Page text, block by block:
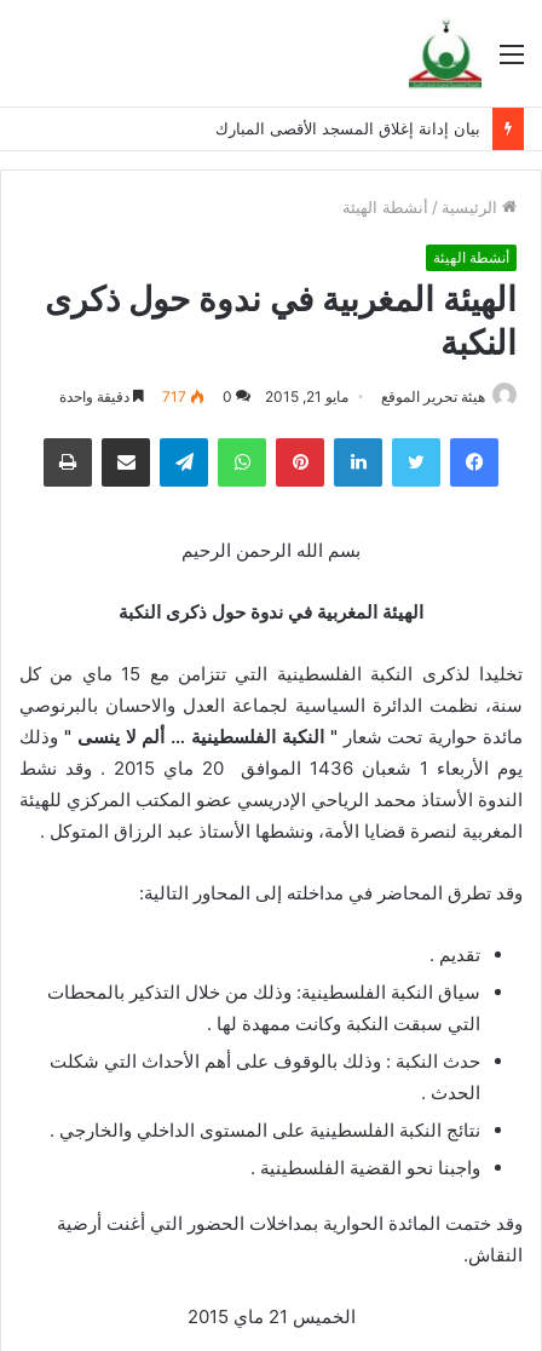
القائمة
بيان إدانة إغلاق المسجد الأقصى المبارك
الرئيسية / أنشطة الهيئة
أنشطة الهيئة
الهيئة المغربية في ندوة حول ذكرى
النكبة
هيئة تحرير الموقع مايو 21, 2015 0
717 دقيقة واحدة
فيسبوك تويتر لينكدإن بينتيريستواتساب تيلقرام مشاركة عبر البريد طباعة
بسم الله الرحمن الرحيم
الهيئة المغربية في ندوة حول ذكرى النكبة
تخليدا لذكرى النكبة الفلسطينية التي تتزامن مع 15 ماي من كل
سنة، نظمت الدائرة السياسية لجماعة العدل والاحسان بالبرنوصي
مائدة حوارية تحت شعار " النكبة الفلسطينية … ألم لا ينسى " وذلك
يوم الأربعاء 1 شعبان 1436 الموافق 20 ماي 2015 . وقد نشط
الندوة الأستاذ محمد الرياحي الإدريسي عضو المكتب المركزي للهيئة
المغربية لنصرة قضايا الأمة، ونشطها الأستاذ عبد الرزاق المتوكل .
وقد تطرق المحاضر في مداخلته إلى المحاور التالية:
تقديم .
سياق النكبة الفلسطينية: وذلك من خلال التذكير بالمحطات
التي سبقت النكبة وكانت ممهدة لها .
حدث النكبة : وذلك بالوقوف على أهم الأحداث التي شكلت
الحدث .
نتائج النكبة الفلسطينية على المستوى الداخلي والخارجي .
واجبنا نحو القضية الفلسطينية .
وقد ختمت المائدة الحوارية بمداخلات الحضور التي أغنت أرضية
النقاش.
الخميس 21 ماي 2015